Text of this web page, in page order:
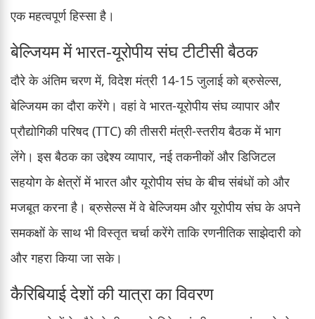
एक महत्वपूर्ण हिस्सा है।
बेल्जियम में भारत-यूरोपीय संघ टीटीसी बैठक
दौरे के अंतिम चरण में, विदेश मंत्री 14-15 जुलाई को ब्रुसेल्स,
बेल्जियम का दौरा करेंगे। वहां वे भारत-यूरोपीय संघ व्यापार और
प्रौद्योगिकी परिषद (TTC) की तीसरी मंत्री-स्तरीय बैठक में भाग
लेंगे। इस बैठक का उद्देश्य व्यापार, नई तकनीकों और डिजिटल
सहयोग के क्षेत्रों में भारत और यूरोपीय संघ के बीच संबंधों को और
मजबूत करना है। ब्रुसेल्स में वे बेल्जियम और यूरोपीय संघ के अपने
समकक्षों के साथ भी विस्तृत चर्चा करेंगे ताकि रणनीतिक साझेदारी को
और गहरा किया जा सके।
कैरिबियाई देशों की यात्रा का विवरण